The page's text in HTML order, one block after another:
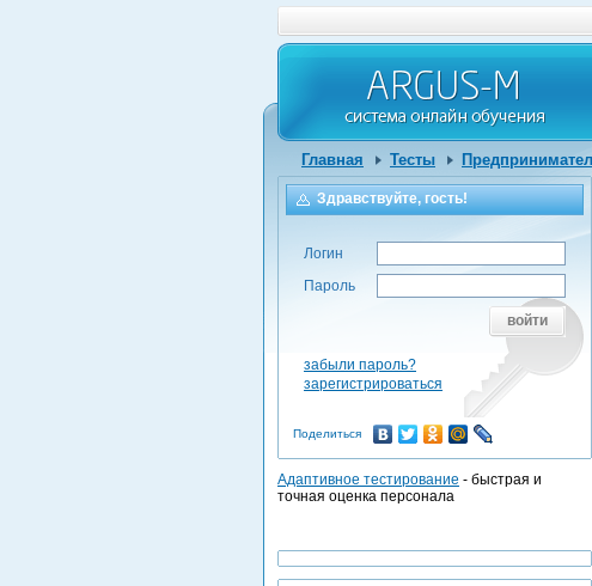
Главная Тесты
Здравствуйте, гость!
Логин
Пароль
войти
забыли пароль?
зарегистрироваться
Поделиться
Адаптивное тестирование - быстрая и
точная оценка персонала